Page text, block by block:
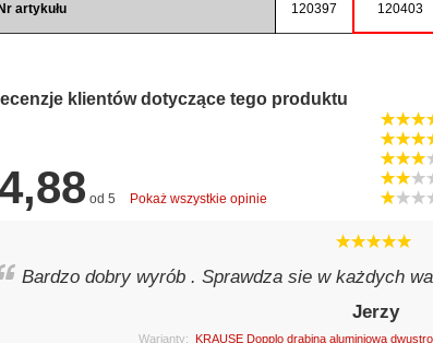
artykułu 120397 120403
klientów dotyczące tego produktu
od 5 Pokaż wszystkie opinie
Bardzo dobry wyrób . Sprawdza sie w każdych
Jerzy
Warianty: KRAUSE Dopplo drabina aluminiowa